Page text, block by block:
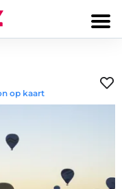
op kaart